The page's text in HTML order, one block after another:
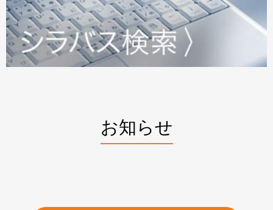
お知らせ